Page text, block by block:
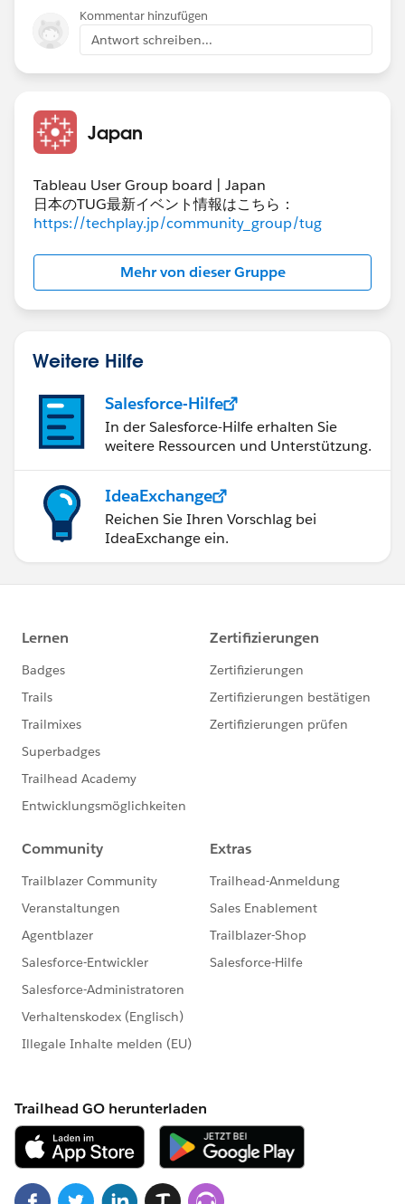
Kommentar hinzufügen
Antwort schreiben...
Japan
Tableau User Group board | Japan
日本のTUG最新イベント情報はこちら：
https://techplay.jp/community_group/tug
Mehr von dieser Gruppe
Weitere Hilfe
Salesforce-Hilfe
In der Salesforce-Hilfe erhalten Sie
weitere Ressourcen und Unterstützung.
IdeaExchange
Reichen Sie Ihren Vorschlag bei
IdeaExchange ein.